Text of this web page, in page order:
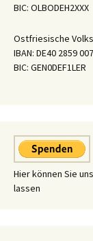
BIC: OLBODEH2XXX
Ostfriesische
IBAN: DE40 2859
BIC: GEN0DEF1LER
Hier können Sie
lassen